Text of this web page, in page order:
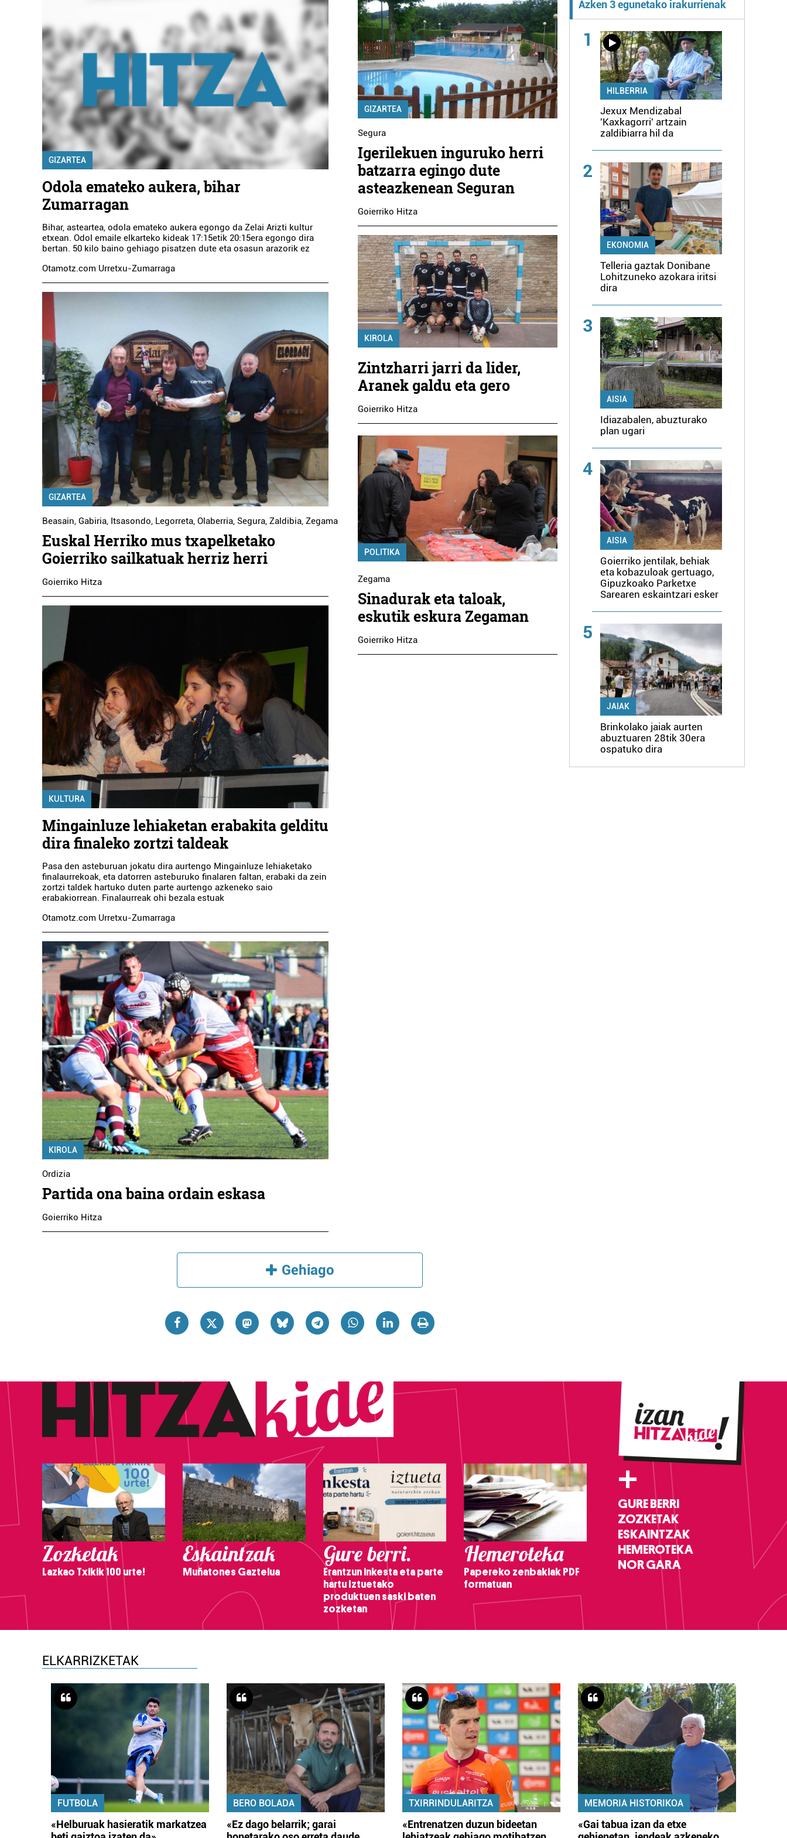
GIZARTEA
Odola emateko aukera, bihar
Zumarragan
Bihar, asteartea, odola emateko aukera egongo da Zelai Arizti kultur
etxean. Odol emaile elkarteko kideak 17:15etik 20:15era egongo dira
bertan. 50 kilo baino gehiago pisatzen dute eta osasun arazorik ez
Otamotz.com Urretxu-Zumarraga
GIZARTEA
Beasain, Gabiria, Itsasondo, Legorreta, Olaberria, Segura, Zaldibia, Zegama
Euskal Herriko mus txapelketako
Goierriko sailkatuak herriz herri
Goierriko Hitza
KULTURA
Mingainluze lehiaketan erabakita gelditu
dira finaleko zortzi taldeak
Pasa den asteburuan jokatu dira aurtengo Mingainluze lehiaketako
finalaurrekoak, eta datorren asteburuko finalaren faltan, erabaki da zein
zortzi taldek hartuko duten parte aurtengo azkeneko saio
erabakiorrean. Finalaurreak ohi bezala estuak
Otamotz.com Urretxu-Zumarraga
KIROLA
Ordizia
Partida ona baina ordain eskasa
Goierriko Hitza
GIZARTEA
Segura
Igerilekuen inguruko herri
batzarra egingo dute
asteazkenean Seguran
Goierriko Hitza
KIROLA
Zintzharri jarri da lider,
Aranek galdu eta gero
Goierriko Hitza
POLITIKA
Zegama
Sinadurak eta taloak,
eskutik eskura Zegaman
Goierriko Hitza
Gehiago
Azken 3 egunetako irakurrienak
1
HILBERRIA
Jexux Mendizabal
'Kaxkagorri' artzain
zaldibiarra hil da
2
EKONOMIA
Telleria gaztak Donibane
Lohitzuneko azokara iritsi
dira
3
AISIA
Idiazabalen, abuzturako
plan ugari
4
AISIA
Goierriko jentilak, behiak
eta kobazuloak gertuago,
Gipuzkoako Parketxe
Sarearen eskaintzari esker
5
JAIAK
Brinkolako jaiak aurten
abuztuaren 28tik 30era
ospatuko dira
Zozketak
Lazkao Txikik 100 urte!
Eskaintzak
Muñatones Gaztelua
Gure berri.
Erantzun inkesta eta parte
hartu Iztuetako
produktuen saski baten
zozketan
Hemeroteka
Papereko zenbakiak PDF
formatuan
+
GURE BERRI
ZOZKETAK
ESKAINTZAK
HEMEROTEKA
NOR GARA
ELKARRIZKETAK
FUTBOLA
«Helburuak hasieratik markatzea
BERO BOLADA
«Ez dago belarrik; garai
TXIRRINDULARITZA
«Entrenatzen duzun bideetan
MEMORIA HISTORIKOA
«Gai tabua izan da etxe